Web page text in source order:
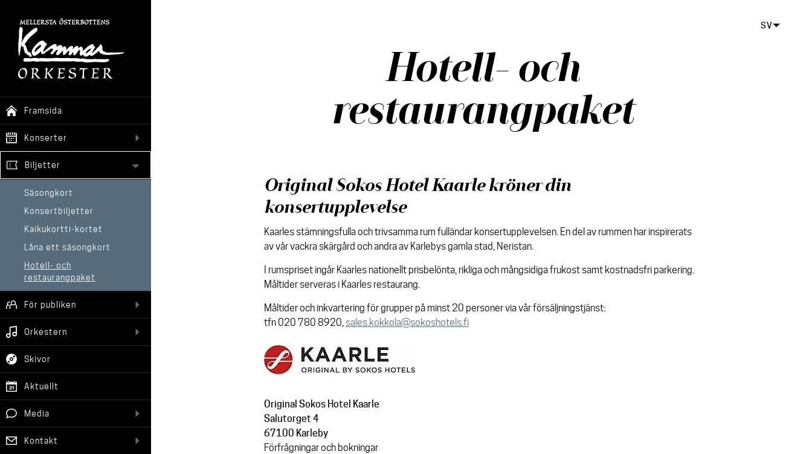
Framsida
Konserter
Biljetter
Säsongkort
Konsertbiljetter
Kaikukortti-kortet
Låna ett säsongkort
Hotell- och
restaurangpaket
För publiken
Orkestern
Skivor
Aktuellt
Media
Kontakt
SV
Hotell- och
restaurangpaket
Original Sokos Hotel Kaarle kröner din
konsertupplevelse
Kaarles stämningsfulla och trivsamma rum fulländar konsertupplevelsen. En del av rummen har inspirerats
av vår vackra skärgård och andra av Karlebys gamla stad, Neristan.
I rumspriset ingår Kaarles nationellt prisbelönta, rikliga och mångsidiga frukost samt kostnadsfri parkering.
Måltider serveras i Kaarles restaurang.
Måltider och inkvartering för grupper på minst 20 personer via vår försäljningstjänst:
tfn 020 780 8920, sales.kokkola@sokoshotels.fi
Original Sokos Hotel Kaarle
Salutorget 4
67100 Karleby
Förfrågningar och bokningar